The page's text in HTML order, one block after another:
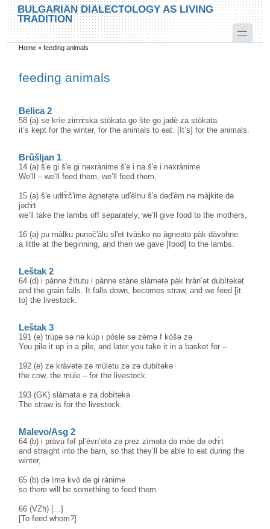
Skip to main content
Skip to search
BULGARIAN DIALECTOLOGY AS LIVING
TRADITION
toggle
You are here
Home »feeding animals
feeding animals
Belica 2
58 (a) se krìe zimɤ̀ska stòkata go šte go jadè za stòkata
it’s kept for the winter, for the animals to eat. [It’s] for the animals.
Brŭšljan 1
14 (a) š'e gi š'e gi nəxrànime š'e i na š'e i nəxrànime
We’ll – we’ll feed them, we’ll feed them,
15 (a) š'e udlɤ̀č'ime àgnetə̥tə ud'èlnu š'e dəd'èm nə màjkite də
jədɤ̀t
we’ll take the lambs off separately, we’ll give food to the mothers,
16 (a) pu màlku punəč'àlu sl'et tvàskə nə àgneətə pàk dàvəhne
a little at the beginning, and then we gave [food] to the lambs.
Leštak 2
64 (d) i pànne žìtutu i pànne stàne slàmətə pàk hràn’ət dubìtəkət
and the grain falls. It falls down, becomes straw, and we feed [it
to] the livestock.
Leštak 3
191 (e) trùpə sə nə kùp i pòsle sə zèmə f kòšə zə
You pile it up in a pile, and later you take it in a basket for –
192 (e) zə kràvətə zə mùletu zə zə dubìtəkə
the cow, the mule – for the livestock.
193 (GK) slàmata e za dobìtəkə
The straw is for the livestock.
Malevo/Asg 2
64 (b) i pràvu fəf pl’èvn’ətə zə prez zìmətə də mòe də ədɤ̀t
and straight into the barn, so that they’ll be able to eat during the
winter,
65 (b) də ìmə kvò də gi rànime
so there will be something to feed them.
66 (VZh) [...]
[To feed whom?]